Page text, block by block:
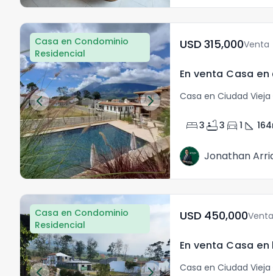
Casa en Condominio
Residencial
USD	315,000Venta
Casa en Ciudad
bed3 bathtub3 directions_car 1 square_foot 164
Jonathan
Casa en Condominio
Residencial
USD	450,000Venta
Casa en Ciudad